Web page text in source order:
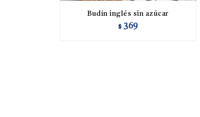
Budín inglés sin azúcar
$ 369